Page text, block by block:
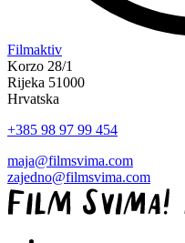
“Kurvin
sin”
Filmaktiv
Korzo 28/1
Rijeka 51000
Hrvatska
+385 98 97 99 454
maja@filmsvima.com
zajedno@filmsvima.com